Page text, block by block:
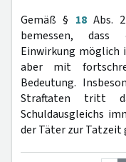
Gemäß § 18Abs. 2
bemessen, dass
Einwirkung möglich
aber mit
Bedeutung.
Straftaten tritt
Schuldausgleichs
der Täter zur Tatzeit